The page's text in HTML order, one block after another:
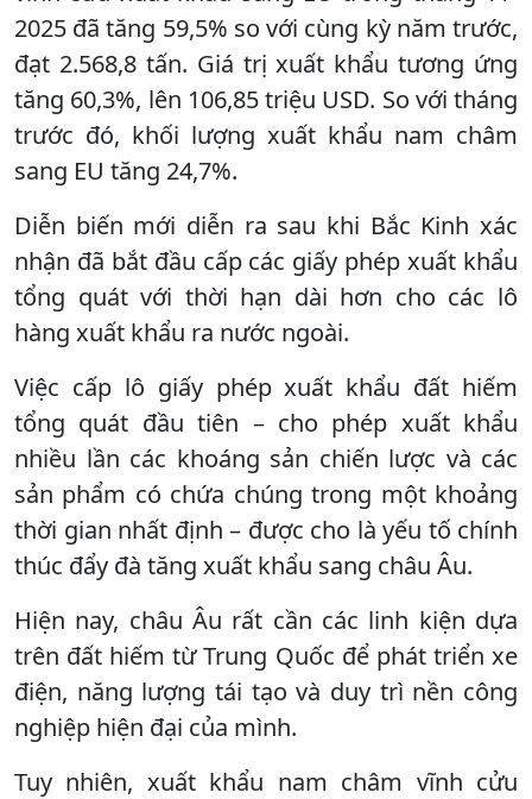
2025 đã tăng 59,5% so với cùng kỳ năm trước,
đạt 2.568,8 tấn. Giá trị xuất khẩu tương ứng
tăng 60,3%, lên 106,85 triệu USD. So với tháng
trước đó, khối lượng xuất khẩu nam châm
sang EU tăng 24,7%.
Diễn biến mới diễn ra sau khi Bắc Kinh xác
nhận đã bắt đầu cấp các giấy phép xuất khẩu
tổng quát với thời hạn dài hơn cho các lô
hàng xuất khẩu ra nước ngoài.
Việc cấp lô giấy phép xuất khẩu đất hiếm
tổng quát đầu tiên – cho phép xuất khẩu
nhiều lần các khoáng sản chiến lược và các
sản phẩm có chứa chúng trong một khoảng
thời gian nhất định – được cho là yếu tố chính
thúc đẩy đà tăng xuất khẩu sang châu Âu.
Hiện nay, châu Âu rất cần các linh kiện dựa
trên đất hiếm từ Trung Quốc để phát triển xe
điện, năng lượng tái tạo và duy trì nền công
nghiệp hiện đại của mình.
Tuy nhiên, xuất khẩu nam châm vĩnh cửu